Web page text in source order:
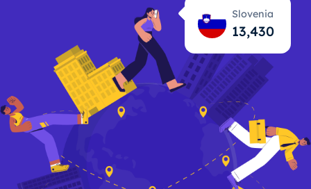
Slovenia
13,431